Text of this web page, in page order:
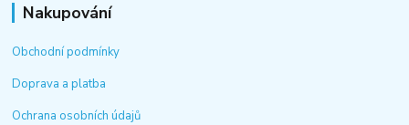
Nakupování
Obchodní podmínky
Doprava a platba
Ochrana osobních údajů